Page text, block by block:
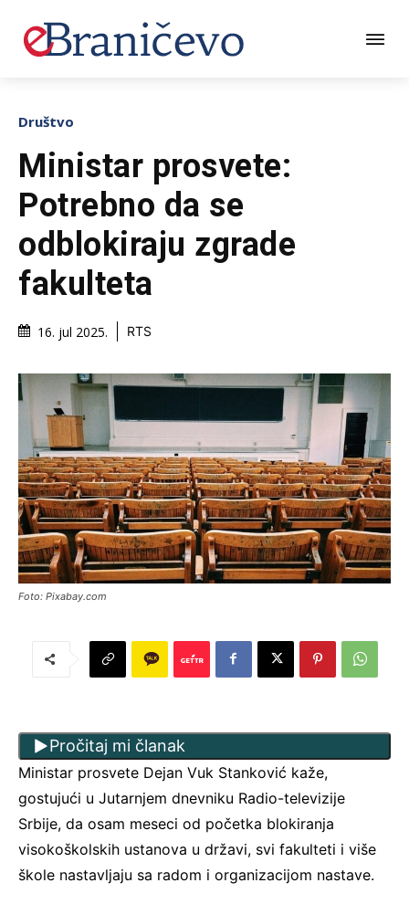
Društvo
Ministar prosvete:
Potrebno da se
odblokiraju zgrade
fakulteta
16. jul 2025. RTS
Foto: Pixabay.com
Pročitaj mi članak
Ministar prosvete Dejan Vuk Stanković kaže,
gostujući u Jutarnjem dnevniku Radio-televizije
Srbije, da osam meseci od početka blokiranja
visokoškolskih ustanova u državi, svi fakulteti i više
škole nastavljaju sa radom i organizacijom nastave.